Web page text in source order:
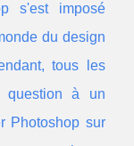
s'est imposé
du design
tous les
question à un
Photoshop sur